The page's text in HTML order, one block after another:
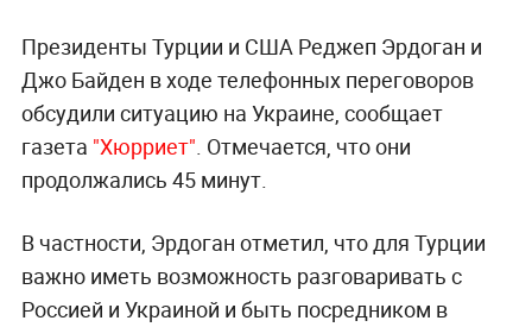
Президенты Турции и США Реджеп Эрдоган и
Джо Байден в ходе телефонных переговоров
обсудили ситуацию на Украине, сообщает
газета "Хюрриет". Отмечается, что они
продолжались 45 минут.
В частности, Эрдоган отметил, что для Турции
важно иметь возможность разговаривать с
Россией и Украиной и быть посредником в